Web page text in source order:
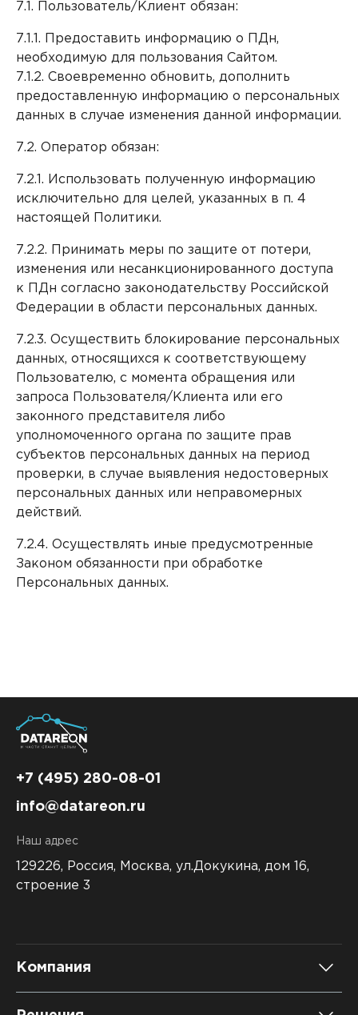
7.1. Пользователь/Клиент обязан:
7.1.1. Предоставить информацию о ПДн,
необходимую для пользования Сайтом.
7.1.2. Своевременно обновить, дополнить
предоставленную информацию о персональных
данных в случае изменения данной информации.
7.2. Оператор обязан:
7.2.1. Использовать полученную информацию
исключительно для целей, указанных в п. 4
настоящей Политики.
7.2.2. Принимать меры по защите от потери,
изменения или несанкционированного доступа
к ПДн согласно законодательству Российской
Федерации в области персональных данных.
7.2.3. Осуществить блокирование персональных
данных, относящихся к соответствующему
Пользователю, с момента обращения или
запроса Пользователя/Клиента или его
законного представителя либо
уполномоченного органа по защите прав
субъектов персональных данных на период
проверки, в случае выявления недостоверных
персональных данных или неправомерных
действий.
7.2.4. Осуществлять иные предусмотренные
Законом обязанности при обработке
Персональных данных.
+7 (495) 280-08-01
info@datareon.ru
Наш адрес
129226, Россия, Москва, ул.Докукина, дом 16,
строение 3
Компания
О компании